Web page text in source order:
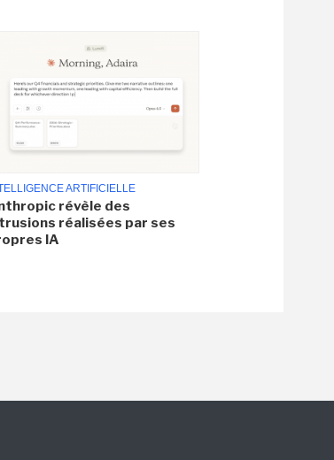
ARTIFICIELLE
révèle des
réalisées par ses
IA